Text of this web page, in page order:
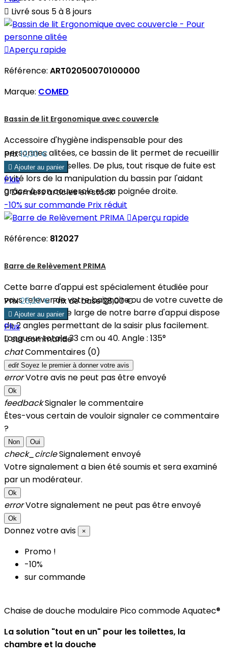
 Livré sous 5 à 8 jours
Aperçu rapide
Référence: ART02050070100000
Marque: COMED
Bassin de lit Ergonomique avec couvercle
Accessoire d'hygiène indispensable pour des
personnes alitées, ce bassin de lit permet de recueillir
les urines et les selles. De plus, tout risque de fuite est
évité lors de la manipulation du bassin par l'aidant
grâce à son couvercle et sa poignée droite.
Prix12,30 €
 Ajouter au panier
Plus
Derniers articles en stock
-10%sur commande Prix réduit
Aperçu rapide
Référence: 812027
Barre de Relèvement PRIMA
Cette barre d'appui est spécialement étudiée pour
vous relever de votre baignoire ou de votre cuvette de
toilettes. La prise large de notre barre d'appui dispose
de 2 angles permettant de la saisir plus facilement.
Longueur totale 33 cm ou 40. Angle : 135°
Prix25,20 € Prix de base28,00 €
 Ajouter au panier
Plus
sur commande
chatCommentaires (0)
edit Soyez le premier à donner votre avis
errorVotre avis ne peut pas être envoyé
Ok
feedbackSignaler le commentaire
Êtes-vous certain de vouloir signaler ce commentaire
?
Non Oui
check_circleSignalement envoyé
Votre signalement a bien été soumis et sera examiné
par un modérateur.
Ok
errorVotre signalement ne peut pas être envoyé
Ok
Donnez votre avis ×
Promo !
-10%
sur commande
Chaise de douche modulaire Pico commode Aquatec®
La solution "tout en un" pour les toilettes, la
chambre et la douche